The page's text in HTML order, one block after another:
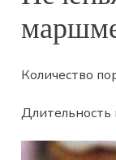
Количество
Длительность